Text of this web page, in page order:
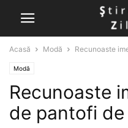
Acasă Modă Recunoaste
Modă
Recunoaste
de pantofi